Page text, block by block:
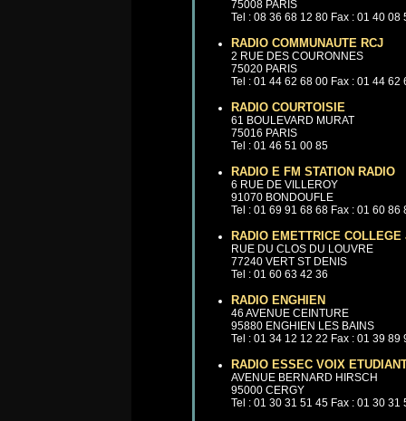
75008 PARIS
Tel : 08 36 68 12 80 Fax : 01 40 08
RADIO COMMUNAUTE RCJ
2 RUE DES COURONNES
75020 PARIS
Tel : 01 44 62 68 00 Fax : 01 44 62
RADIO COURTOISIE
61 BOULEVARD MURAT
75016 PARIS
Tel : 01 46 51 00 85
RADIO E FM STATION RADIO
6 RUE DE VILLEROY
91070 BONDOUFLE
Tel : 01 69 91 68 68 Fax : 01 60 86
RADIO EMETTRICE
RUE DU CLOS DU LOUVRE
77240 VERT ST DENIS
Tel : 01 60 63 42 36
RADIO ENGHIEN
46 AVENUE CEINTURE
95880 ENGHIEN LES BAINS
Tel : 01 34 12 12 22 Fax : 01 39 89
RADIO ESSEC VOIX
AVENUE BERNARD HIRSCH
95000 CERGY
Tel : 01 30 31 51 45 Fax : 01 30 31